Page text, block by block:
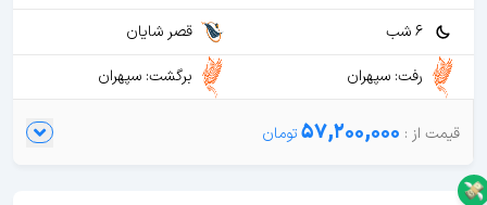
6 شب
قصر شایان
رفت: سپهران
برگشت: سپهران
57,200,000